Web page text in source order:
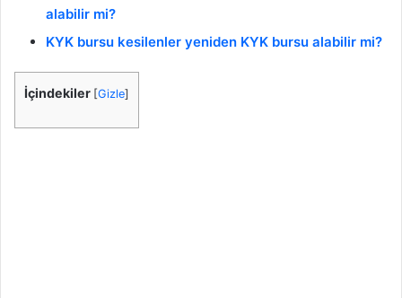
alabilir mi?
KYK bursu kesilenler yeniden KYK bursu alabilir mi?
İçindekiler [Gizle]